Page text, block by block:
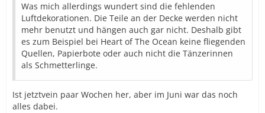
Was mich allerdings wundert sind die fehlenden
Luftdekorationen. Die Teile an der Decke werden nicht
mehr benutzt und hängen auch gar nicht. Deshalb gibt
es zum Beispiel bei Heart of The Ocean keine fliegenden
Quellen, Papierbote oder auch nicht die Tänzerinnen
als Schmetterlinge.
Ist jetztvein paar Wochen her, aber im Juni war das noch
alles dabei.